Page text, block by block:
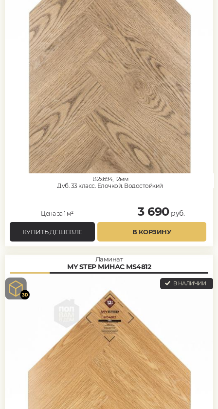
132x694, 12мм
Дуб, 33 класс, Елочкой, Водостойкий
Цена за 1 м² 3 690руб.
КУПИТЬ ДЕШЕВЛЕ В КОРЗИНУ
Ламинат
MY STEP МИНАС MS4812
В НАЛИЧИИ